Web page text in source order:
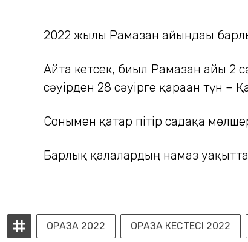
2022 жылғы Рамазан айындағы
Айта кетсек, биыл Рамазан айы 2
сәуірден 28 сәуірге қараған түн –
Сонымен қатар пітір садақа
Барлық қалалардың намаз
ОРАЗА 2022 ОРАЗА КЕСТЕСІ 2022